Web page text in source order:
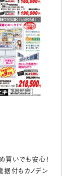
いでも安心！
据付もカノデン